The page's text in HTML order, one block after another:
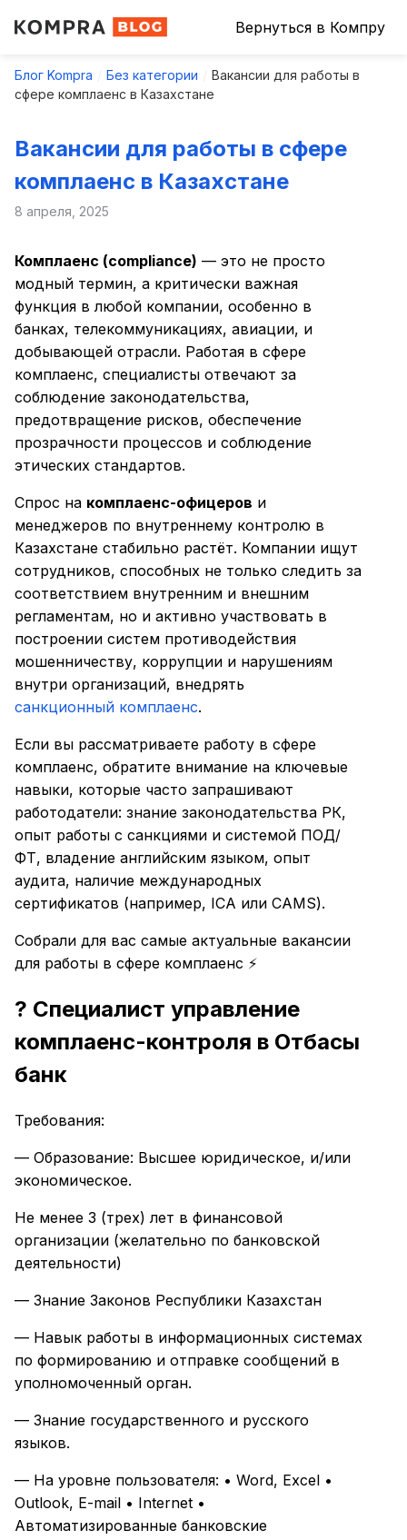
Вернуться в Компру
Блог Kompra Без категории
Вакансии для работы в
сфере комплаенс в Казахстане
Вакансии для работы в сфере
комплаенс в Казахстане
8 апреля, 2025
Комплаенс (compliance) — это не просто
модный термин, а критически важная
функция в любой компании, особенно в
банках, телекоммуникациях, авиации, и
добывающей отрасли. Работая в сфере
комплаенс, специалисты отвечают за
соблюдение законодательства,
предотвращение рисков, обеспечение
прозрачности процессов и соблюдение
этических стандартов.
Спрос на комплаенс-офицеров и
менеджеров по внутреннему контролю в
Казахстане стабильно растёт. Компании ищут
сотрудников, способных не только следить за
соответствием внутренним и внешним
регламентам, но и активно участвовать в
построении систем противодействия
мошенничеству, коррупции и нарушениям
внутри организаций, внедрять
санкционный комплаенс.
Если вы рассматриваете работу в сфере
комплаенс, обратите внимание на ключевые
навыки, которые часто запрашивают
работодатели: знание законодательства РК,
опыт работы с санкциями и системой ПОД/
ФТ, владение английским языком, опыт
аудита, наличие международных
сертификатов (например, ICA или CAMS).
Собрали для вас самые актуальные вакансии
для работы в сфере комплаенс ⚡️
? Специалист управление
комплаенс-контроля в Отбасы
банк
Требования:
— Образование: Высшее юридическое, и/или
экономическое.
Не менее 3 (трех) лет в финансовой
организации (желательно по банковской
деятельности)
— Знание Законов Республики Казахстан
— Навык работы в информационных системах
по формированию и отправке сообщений в
уполномоченный орган.
— Знание государственного и русского
языков.
— На уровне пользователя: • Word, Excel •
Outlook, E-mail • Internet •
Автоматизированные банковские